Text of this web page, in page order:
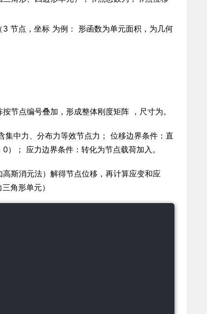
节点，坐标 为例： 形函数为单元面积，为几何
节点编号叠加，形成整体刚度矩阵 ，尺寸为。
集中力、分布力等效节点力； 位移边界条件：直
）； 应力边界条件：转化为节点载荷加入。
斯消元法）解得节点位移，再计算应变和应
角形单元）